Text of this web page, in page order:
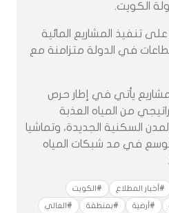
الكويت.
تنفيذ المشاريع المائية
في الدولة متزامنة مع
يأتي في إطار حرص
من المياه العذبة
السكنية الجديدة، وتماشيا
في مد شبكات المياه
#أخبار المطلاع #الكويت
#أرضية #بمنطقة #العالي